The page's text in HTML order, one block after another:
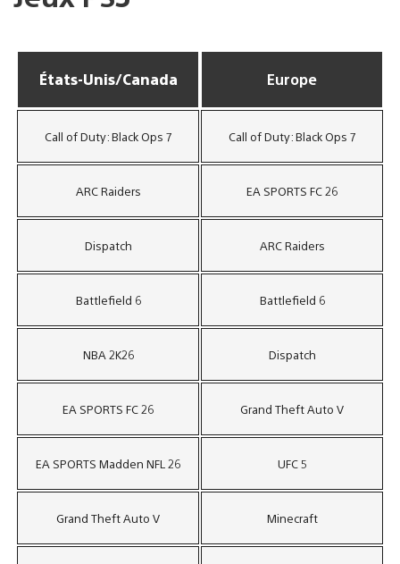
États-Unis/Canada Europe
Call of Duty: Black Ops 7 Call of Duty: Black Ops 7
ARC Raiders EA SPORTS FC 26
Dispatch ARC Raiders
Battlefield 6 Battlefield 6
NBA 2K26 Dispatch
EA SPORTS FC 26 Grand Theft Auto V
EA SPORTS Madden NFL 26 UFC 5
Grand Theft Auto V Minecraft